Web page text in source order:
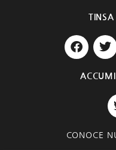
TINSA
F
a
e
T
w
t
e
r
CONOCE